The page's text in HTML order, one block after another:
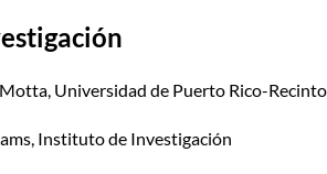
Universidad de Puerto Rico-Recinto
Instituto de Investigación